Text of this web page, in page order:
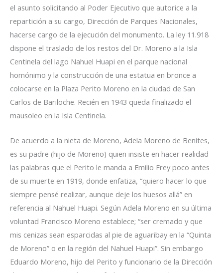
el asunto solicitando al Poder Ejecutivo que autorice a la
repartición a su cargo, Dirección de Parques Nacionales,
hacerse cargo de la ejecución del monumento. La ley 11.918
dispone el traslado de los restos del Dr. Moreno a la Isla
Centinela del lago Nahuel Huapi en el parque nacional
homónimo y la construcción de una estatua en bronce a
colocarse en la Plaza Perito Moreno en la ciudad de San
Carlos de Bariloche. Recién en 1943 queda finalizado el
mausoleo en la Isla Centinela.
De acuerdo a la nieta de Moreno, Adela Moreno de Benites,
es su padre (hijo de Moreno) quien insiste en hacer realidad
las palabras que el Perito le manda a Emilio Frey poco antes
de su muerte en 1919, donde enfatiza, “quiero hacer lo que
siempre pensé realizar, aunque deje los huesos allá” en
referencia al Nahuel Huapi. Según Adela Moreno en su última
voluntad Francisco Moreno establece; “ser cremado y que
mis cenizas sean esparcidas al pie de aguaribay en la “Quinta
de Moreno” o en la región del Nahuel Huapi”. Sin embargo
Eduardo Moreno, hijo del Perito y funcionario de la Dirección